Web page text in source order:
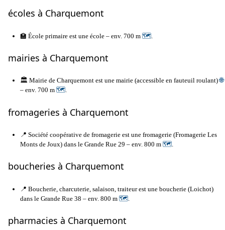
écoles à Charquemont
🏫 École primaire est une école – env. 700 m 🗺
mairies à Charquemont
🏛️ Mairie de Charquemont est une mairie (accessible en fauteuil roulant)🌐
– env. 700 m 🗺.
fromageries à Charquemont
📍 Société coopérative de fromagerie est une fromagerie (Fromagerie Les
Monts de Joux) dans le Grande Rue 29 – env. 800 m 🗺
boucheries à Charquemont
📍 Boucherie, charcuterie, salaison, traiteur est une boucherie (Loichot)
dans le Grande Rue 38 – env. 800 m 🗺
pharmacies à Charquemont